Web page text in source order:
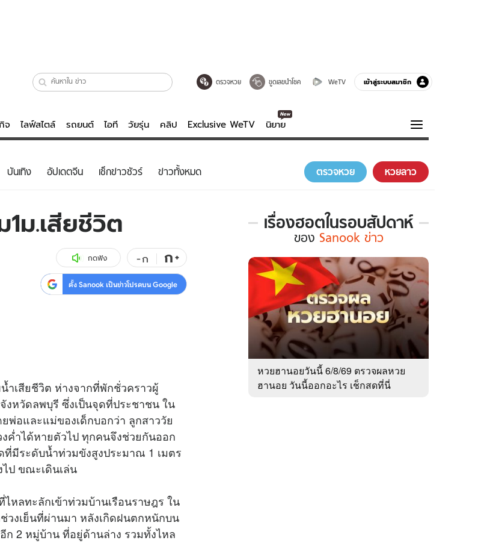
ตรวจหวย ขูดเลขนำโชค WeTV เข้าสู่ระบบสมาชิก
จ ไลฟ์สไตล์ รถยนต์ ไอที วัยรุ่น คลิป Exclusive WeTV นิยาย
ไลฟ์สไตล์
วัยรุ่น
รถยนต์
สุขภาพ
บันเทิงครบรส
คลิป
พอดแคสต์
ดูทีวี
ความรู้รอบตัว
ฮาวทู
บันเทิง อัปเดตจีน เช็กข่าวชัวร์ ข่าวทั้งหมด ตรวจหวย หวยลาว
ม.เสียชีวิต
กดฟัง -ก ก+
ตั้ง Sanook เป็นข่าวโปรดบน Google
เสียชีวิต ห่างจากที่พักชั่วคราวผู้
งหวัดลพบุรี ซึ่งเป็นจุดที่ประชาชน ใน
พ่อและแม่ของเด็กบอกว่า ลูกสาววัย
ค่ำได้หายตัวไป ทุกคนจึงช่วยกันออก
มีระดับน้ำท่วมขังสูงประมาณ 1 เมตร
ป ขณะเดินเล่น
หลทะลักเข้าท่วมบ้านเรือนราษฎร ใน
วงเย็นที่ผ่านมา หลังเกิดฝนตกหนักบน
ก 2 หมู่บ้าน ที่อยู่ด้านล่าง รวมทั้งไหล
เรื่องฮอตในรอบสัปดาห์
เรื่อง
ใน
รอบ
สัปดาห์
Sanook
ข่าว
ของ Sanook ข่าว
หวยฮานอยวันนี้ 6/8/69 ตรวจผลหวย
ฮานอย วันนี้ออกอะไร เช็กสดที่นี่